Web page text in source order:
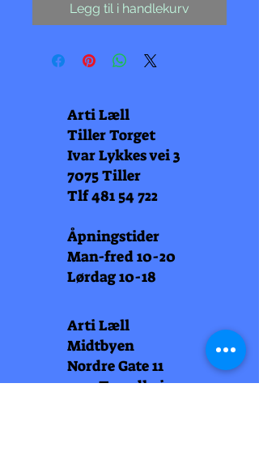
Legg til i handlekurv
Arti Læll
Tiller Torget
Ivar Lykkes vei 3
7075 Tiller
Tlf481 54 722
Åpningstider
Man-fred 10-20
Lørdag 10-18
Arti Læll
Midtbyen
Nordre Gate 11
7011 Trondheim